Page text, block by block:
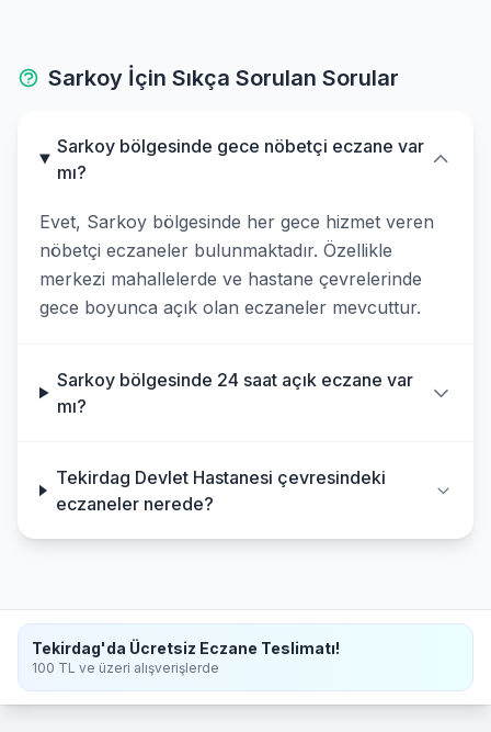
Sarkoy İçin Sıkça Sorulan Sorular
Sarkoy bölgesinde gece nöbetçi eczane var
mı?
Evet, Sarkoy bölgesinde her gece hizmet veren
nöbetçi eczaneler bulunmaktadır. Özellikle
merkezi mahallelerde ve hastane çevrelerinde
gece boyunca açık olan eczaneler mevcuttur.
Sarkoy bölgesinde 24 saat açık eczane var
mı?
Tekirdag Devlet Hastanesi çevresindeki
eczaneler nerede?
Tekirdag'da Ücretsiz Eczane Teslimatı!
100 TL ve üzeri alışverişlerde